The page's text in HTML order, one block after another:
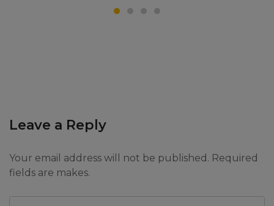
Leave a Reply
Your email address will not be published. Required
fields are makes.